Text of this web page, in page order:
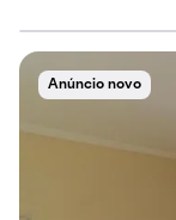
Anúncio novo